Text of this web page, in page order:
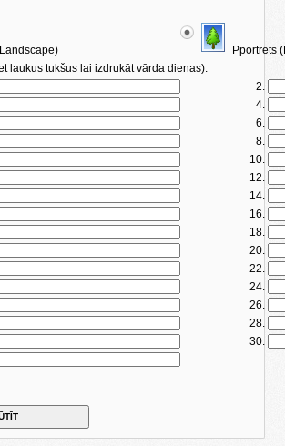
Pportrets
laukus tukšus lai izdrukāt vārda dienas):
2.
4.
6.
8.
10.
12.
14.
16.
18.
20.
22.
24.
26.
28.
30.